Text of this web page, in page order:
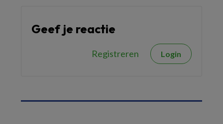
Geef je reactie
Registreren Login